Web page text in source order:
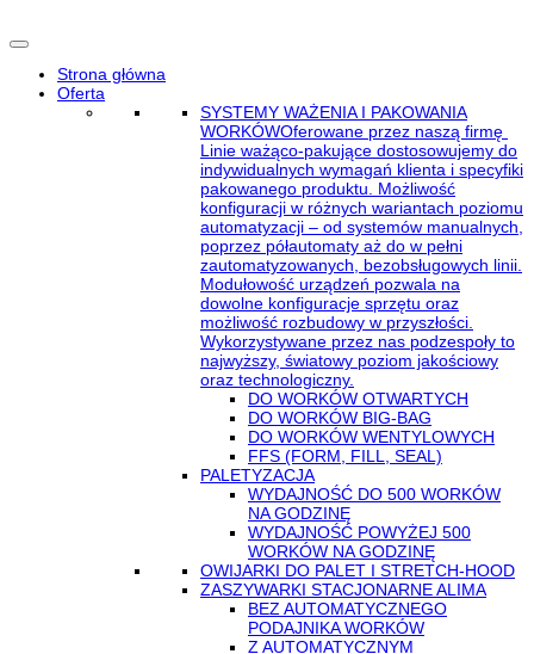
Strona główna
Oferta
SYSTEMY WAŻENIA I PAKOWANIA
WORKÓWOferowane przez naszą firmę
Linie ważąco-pakujące dostosowujemy do
indywidualnych wymagań klienta i specyfiki
pakowanego produktu. Możliwość
konfiguracji w różnych wariantach poziomu
automatyzacji – od systemów manualnych,
poprzez półautomaty aż do w pełni
zautomatyzowanych, bezobsługowych linii.
Modułowość urządzeń pozwala na
dowolne konfiguracje sprzętu oraz
możliwość rozbudowy w przyszłości.
Wykorzystywane przez nas podzespoły to
najwyższy, światowy poziom jakościowy
oraz technologiczny.
DO WORKÓW OTWARTYCH
DO WORKÓW BIG-BAG
DO WORKÓW WENTYLOWYCH
FFS (FORM, FILL, SEAL)
PALETYZACJA
WYDAJNOŚĆ DO 500 WORKÓW
NA GODZINĘ
WYDAJNOŚĆ POWYŻEJ 500
WORKÓW NA GODZINĘ
OWIJARKI DO PALET I STRETCH-HOOD
ZASZYWARKI STACJONARNE ALIMA
BEZ AUTOMATYCZNEGO
PODAJNIKA WORKÓW
Z AUTOMATYCZNYM